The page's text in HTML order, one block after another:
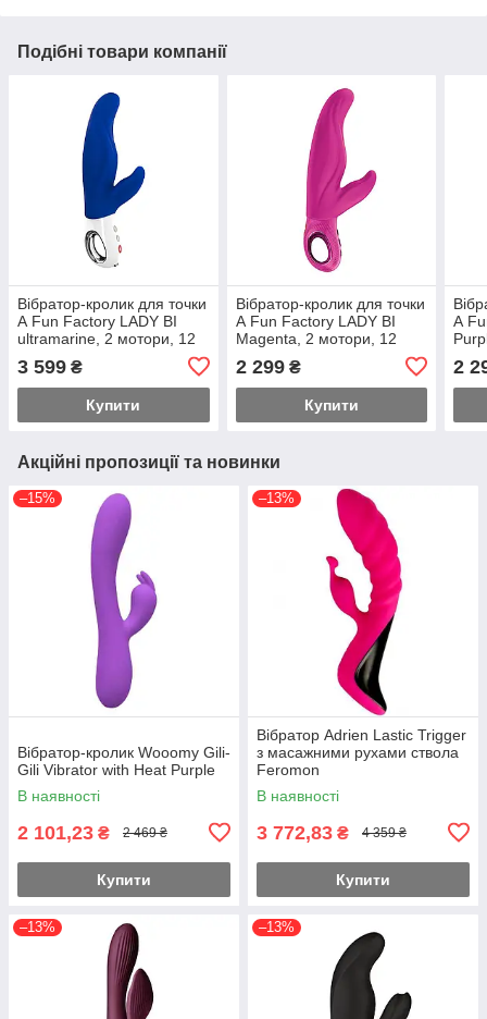
Подібні товари компанії
Вібратор-кролик для точки
А Fun Factory LADY BI
ultramarine, 2 мотори, 12
3 599 ₴
Купити
Вібратор-кролик для точки
А Fun Factory LADY BI
Magenta, 2 мотори, 12
2 299₴
Купити
А
2
Акційні пропозиції та новинки
–15%
Вібратор-кролик Wooomy Gili-
Gili Vibrator with Heat Purple
В наявності
2 101,23 ₴ 2 469 ₴
Купити
–13%
Вібратор Adrien Lastic Trigger
з масажними рухами ствола
Feromon
В наявності
3 772,83 ₴ 4 359 ₴
Купити
–13% –13%